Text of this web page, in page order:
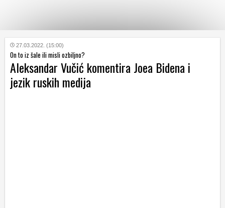
KATEGORIJE
HRVATSKI
WEB
27.03.2022. (15:00)
On to iz šale ili misli ozbiljno?
Aleksandar Vučić komentira Joea Bidena i
jezik ruskih medija